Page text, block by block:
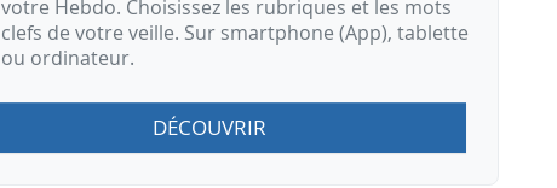
votre Hebdo. Choisissez les rubriques et les mots
clefs de votre veille. Sur smartphone (App), tablette
ou ordinateur.
DÉCOUVRIR